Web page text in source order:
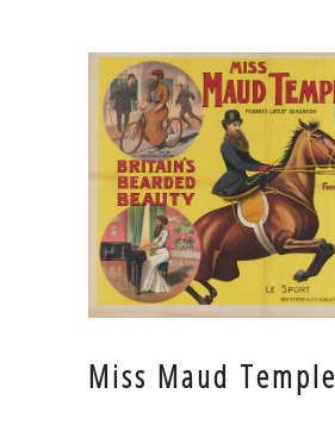
Miss Maud Temple